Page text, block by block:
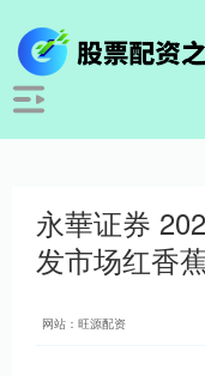
永華证券
发市场红香
网站：旺源配资